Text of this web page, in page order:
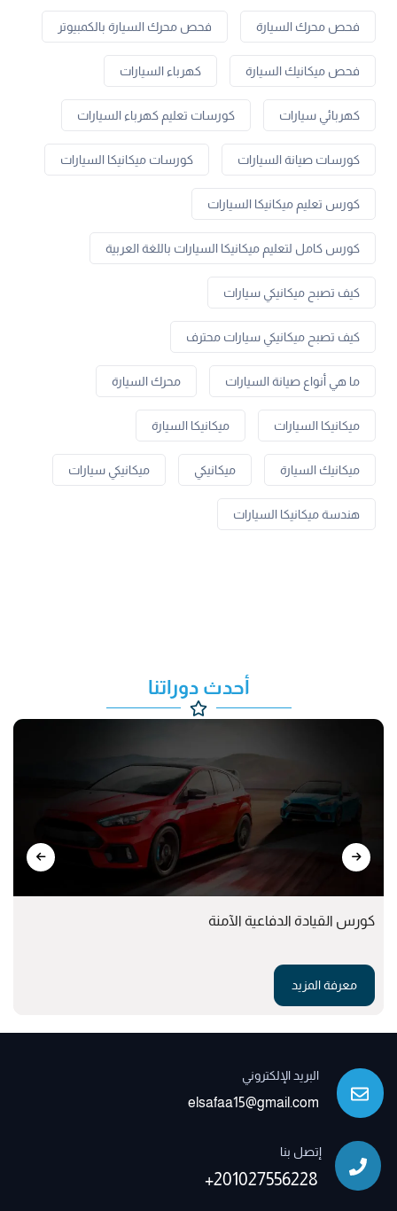
فحص محرك السيارة فحص محرك السيارة بالكمبيوتر
فحص ميكانيك السيارة كهرباء السيارات
كهربائي سيارات كورسات تعليم كهرباء السيارات
كورسات صيانة السيارات كورسات ميكانيكا السيارات
كورس تعليم ميكانيكا السيارات
كورس كامل لتعليم ميكانيكا السيارات باللغة العربية
كيف تصبح ميكانيكي سيارات
كيف تصبح ميكانيكي سيارات محترف
ما هي أنواع صيانة السيارات محرك السيارة
ميكانيكا السيارات ميكانيكا السيارة
ميكانيك السيارة ميكانيكي ميكانيكي سيارات
هندسة ميكانيكا السيارات
أحدث دوراتنا
كورس القيادة الدفاعية الآمنة
معرفة المزيد
البريد الإلكتروني
elsafaa15@gmail.com
إتصل بنا
+201027556228